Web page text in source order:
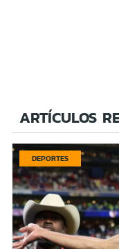
ARTÍCULOS
DEPORTES